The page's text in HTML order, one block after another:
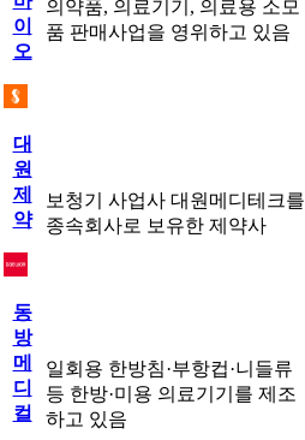
이
오
의약품, 의료기기, 의료용 소모
품 판매사업을 영위하고 있음
대
원
제
약
보청기 사업사 대원메디테크를
종속회사로 보유한 제약사
동
방
메
디
컬
일회용 한방침·부항컵·니들류
등 한방·미용 의료기기를 제조
하고 있음